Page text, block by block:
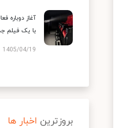
آغاز دوباره
با یک فیلم
1405/04/19
بروزترین اخبار ها